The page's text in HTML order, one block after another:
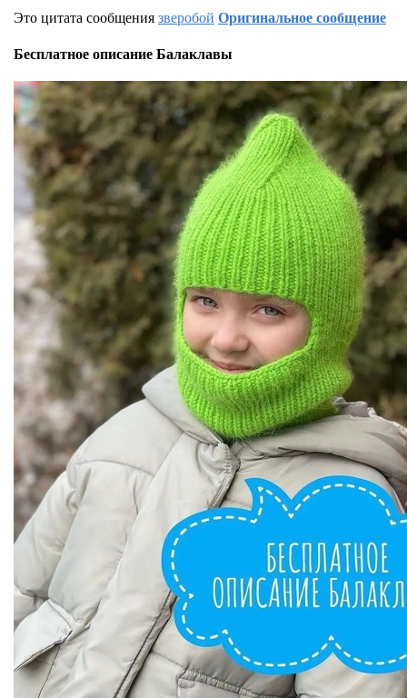
Это цитата сообщениязверобой Оригинальное сообщение
Бесплатное описание Балаклавы